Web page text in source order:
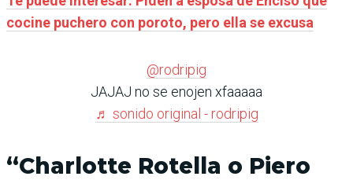
cocine puchero con poroto, pero ella se excusa
@rodripig
JAJAJ no se enojen xfaaaaa
♬ sonido original - rodripig
“Charlotte Rotella o Piero